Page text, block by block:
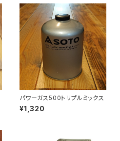
パワーガス500トリプルミックス
¥1,320